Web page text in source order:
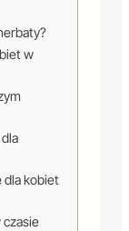
w
dla kobiet
czasie